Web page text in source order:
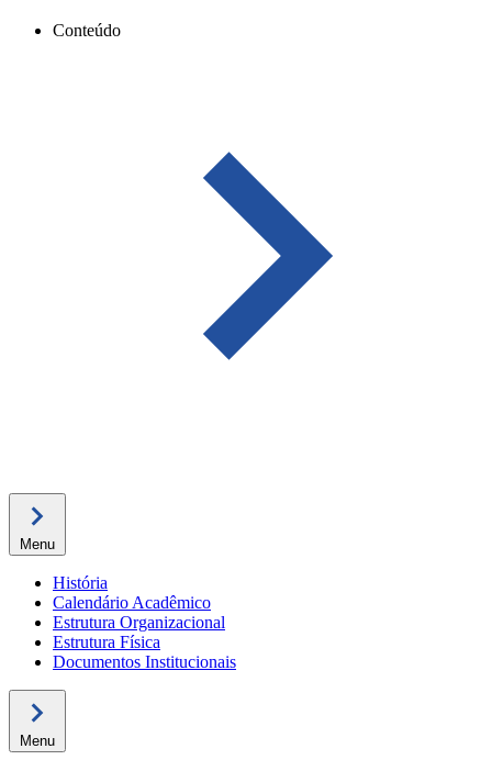
Conteúdo
Menu
História
Calendário Acadêmico
Estrutura Organizacional
Estrutura Física
Documentos Institucionais
Menu